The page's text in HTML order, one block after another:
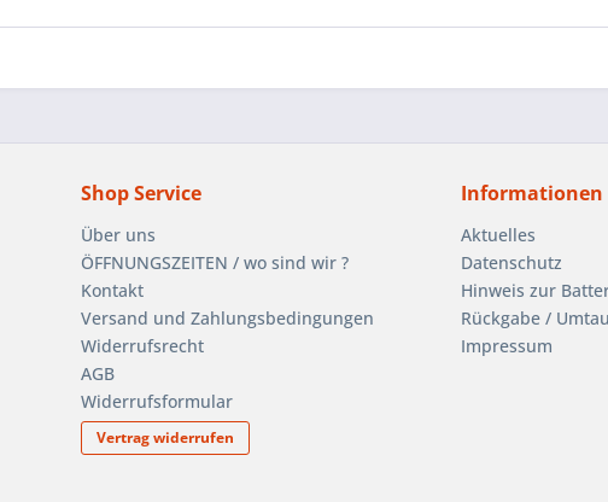
Shop Service
Über uns
ÖFFNUNGSZEITEN / wo sind wir ?
Kontakt
Versand und Zahlungsbedingungen
Widerrufsrecht
AGB
Widerrufsformular
Vertrag widerrufen
Informationen
Aktuelles
Datenschutz
Hinweis zur
Rückgabe /
Impressum